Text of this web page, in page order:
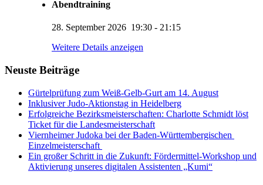
Abendtraining
28. September 2026 19:30 - 21:15
Weitere Details anzeigen
Neuste Beiträge
Gürtelprüfung zum Weiß-Gelb-Gurt am 14. August
Inklusiver Judo-Aktionstag in Heidelberg
Erfolgreiche Bezirksmeisterschaften: Charlotte Schmidt löst
Ticket für die Landesmeisterschaft
Viernheimer Judoka bei der Baden-Württembergischen
Einzelmeisterschaft
Ein großer Schritt in die Zukunft: Fördermittel-Workshop und
Aktivierung unseres digitalen Assistenten „Kumi“
KUMI – Dein KI-Assistent
1. Viernheimer Judo-Club e.V.